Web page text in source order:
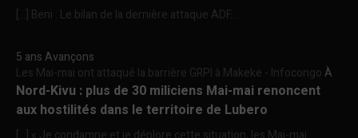
[…] Beni : Le bilan de la dernière attaque ADF...
5 ans Avançons
Les Mai-mai ont attaqué la barrière GRPI à Makeke - InfocongoÀ
Nord-Kivu : plus de 30 miliciens Mai-mai renoncent
aux hostilités dans le territoire de Lubero